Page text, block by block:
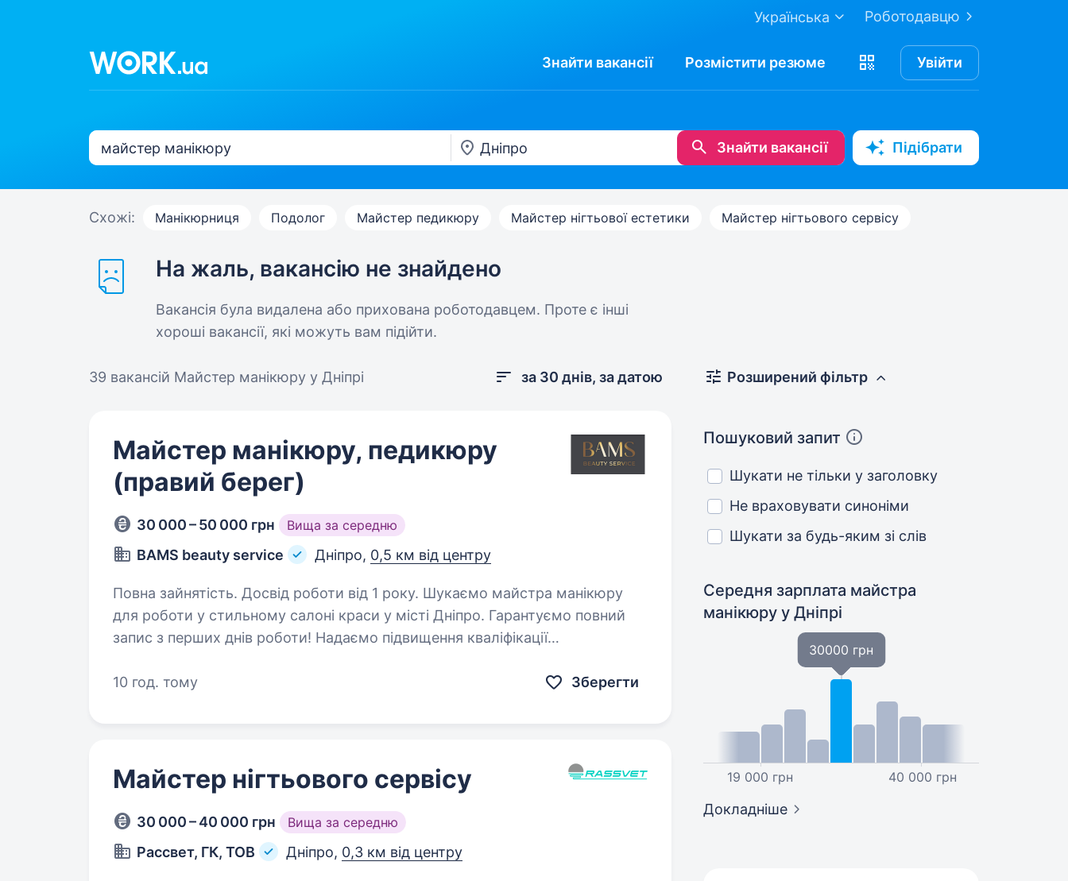
Роботодавцю
Українська
Знайти вакансії Розмістити резюме Увійти
Знайти вакансії Підібрати
Схожі: Манікюрниця Подолог Майстер педикюру Майстер нігтьової естетики Майстер нігтьового сервісу
На жаль, вакансію не знайдено
Вакансія була видалена або прихована роботодавцем. Проте є інші
хороші вакансії, які можуть вам підійти.
39 вакансій Майстер манікюру у Дніпрі за 30 днів, за датою
Майстер манікюру, педикюру
(правий берег)
30 000 – 50 000 грн Вища за середню
BAMS beauty service Дніпро, 0,5 км від центру
Повна зайнятість. Досвід роботи від 1 року. Шукаємо майстра манікюру
для роботи у стильному салоні краси у місті Дніпро. Гарантуємо повний
запис з перших днів роботи! Надаємо підвищення кваліфікації
10 год. тому
Зберегти
Майстер нігтьового сервісу
30 000 – 40 000 грн Вища за середню
Рассвет, ГК, ТОВ Дніпро, 0,3 км від центру
Розширений фільтр
Пошуковий запит
Шукати не тільки у заголовку
Не враховувати синоніми
Шукати за будь-яким зі слів
Середня зарплата майстра
манікюруу Дніпрі
19 000 грн
30000 грн
40 000 грн
Докладніше